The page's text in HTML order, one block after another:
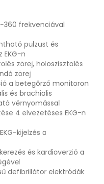
360 frekvenciával
pulzust és
n
zörej, holoszisztolés
zörej
a betegőrző monitoron
és brachialis
vérnyomással
4 elvezetéses EKG-n
kijelzés a
és kardioverzió a
defibrillátor elektródák